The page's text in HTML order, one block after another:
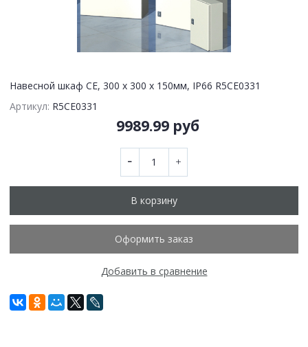
Навесной шкаф CE, 300 x 300 x 150мм, IP66 R5CE0331
Артикул: R5CE0331
9989.99 руб
В корзину
Оформить заказ
Добавить в сравнение